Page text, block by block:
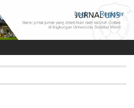
Login Register